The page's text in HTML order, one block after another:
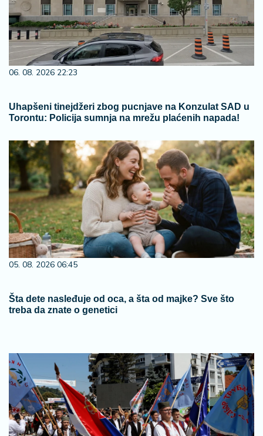
06. 08. 2026 22:23
Uhapšeni tinejdžeri zbog pucnjave na Konzulat SAD u
Torontu: Policija sumnja na mrežu plaćenih napada!
05. 08. 2026 06:45
Šta dete nasleđuje od oca, a šta od majke? Sve što
treba da znate o genetici